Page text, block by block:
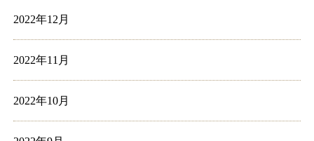
2022年12月
2022年11月
2022年10月